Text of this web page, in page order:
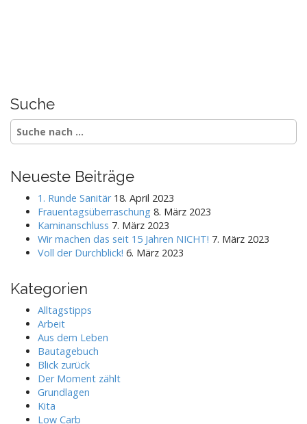
Suche
S
e
c
Neueste Beiträge
1. Runde Sanitär 18. April 2023
Frauentagsüberraschung 8. März 2023
Kaminanschluss 7. März 2023
Wir machen das seit 15 Jahren NICHT! 7. März 2023
Voll der Durchblick! 6. März 2023
Kategorien
Alltagstipps
Arbeit
Aus dem Leben
Bautagebuch
Blick zurück
Der Moment zählt
Grundlagen
Kita
Low Carb